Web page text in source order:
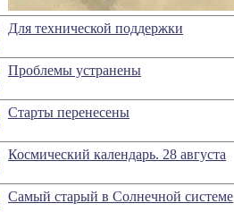
Для технической поддержки
Проблемы устранены
Старты перенесены
Космический календарь. 28 августа
Самый старый в Солнечной системе